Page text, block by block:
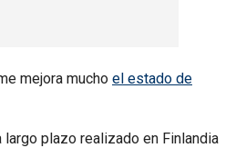
mejora mucho el estado de
plazo realizado en Finlandia